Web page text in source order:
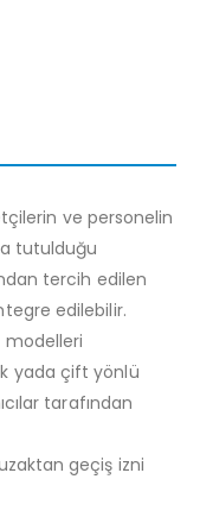
ve personelin
tutulduğu
tercih edilen
edilebilir.
modelleri
yada çift yönlü
tarafından
geçiş izni